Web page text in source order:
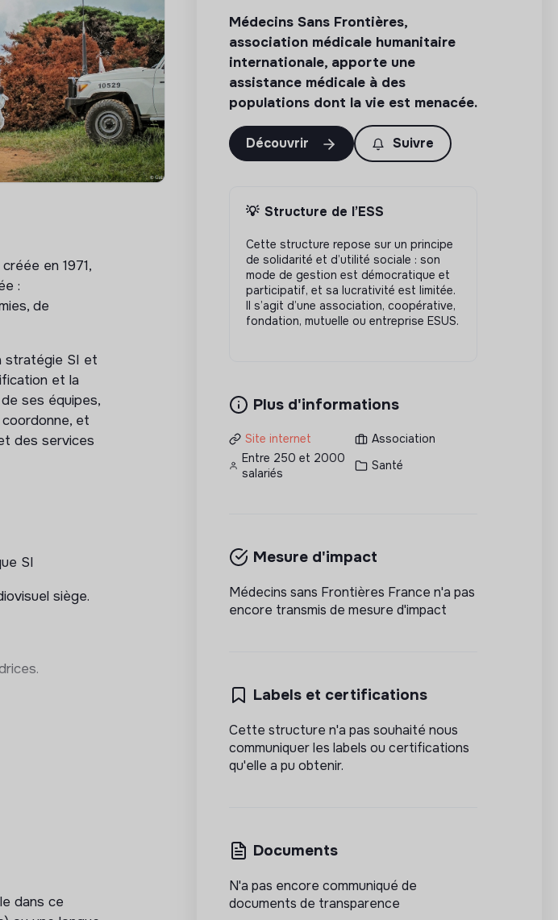
en 1971,
:
de
stratégie SI et
et la
ses équipes,
et
des services
SI
siège.
la DSI, les
tickets
par les
dans ce
Médecins Sans Frontières,
association médicale humanitaire
internationale, apporte une
assistance médicale à des
populations dont la vie est menacée.
Découvrir Suivre
💡 Structure de l’ESS
Cette structure repose sur un principe
de solidarité et d’utilité sociale : son
mode de gestion est démocratique et
participatif, et sa lucrativité est limitée.
Il s’agit d’une association, coopérative,
fondation, mutuelle ou entreprise ESUS.
Plus d'informations
Site internet
Association
Entre 250 et 2000
salariés
Santé
Mesure d'impact
Médecins sans Frontières France n'a pas
encore transmis de mesure d'impact
Labels et certifications
Cette structure n'a pas souhaité nous
communiquer les labels ou certifications
qu'elle a pu obtenir.
Documents
N'a pas encore communiqué de
documents de transparence